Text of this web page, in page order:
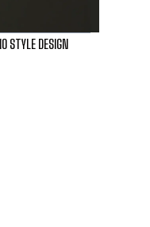
STYLE DESIGN